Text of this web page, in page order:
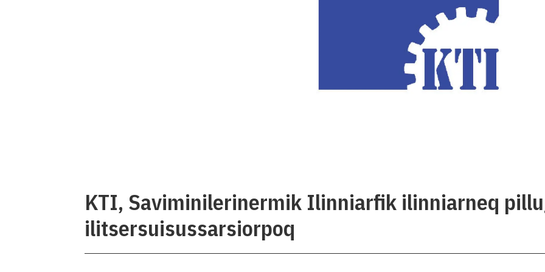
KTI, Saviminilerinermik Ilinniarfik ilinniarneq
ilitsersuisussarsiorpoq